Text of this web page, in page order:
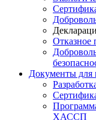
Отказное
Документы для
ХАССП